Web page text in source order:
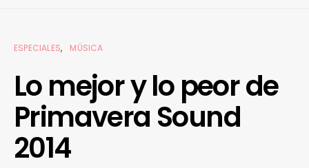
ESPECIALES MÚSICA
Lo mejor y lo peor de
Primavera Sound
2014